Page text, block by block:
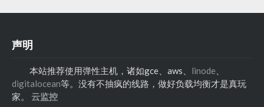
声明
本站推荐使用弹性主机，诸如gce、aws、 linode
digitalocean等。没有不抽疯的线路，做好负载均衡才是真玩
家。 云监控